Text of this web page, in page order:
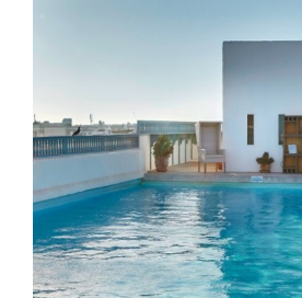
Terre des Etoiles